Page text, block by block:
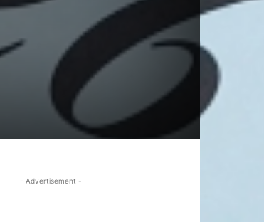
- Advertisement -